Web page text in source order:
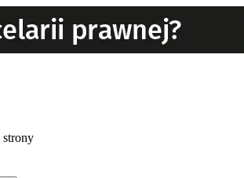
się w nowej karcie
strony